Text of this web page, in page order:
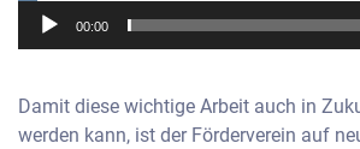
00:00
Damit diese wichtige Arbeit auch in
werden kann, ist der Förderverein auf